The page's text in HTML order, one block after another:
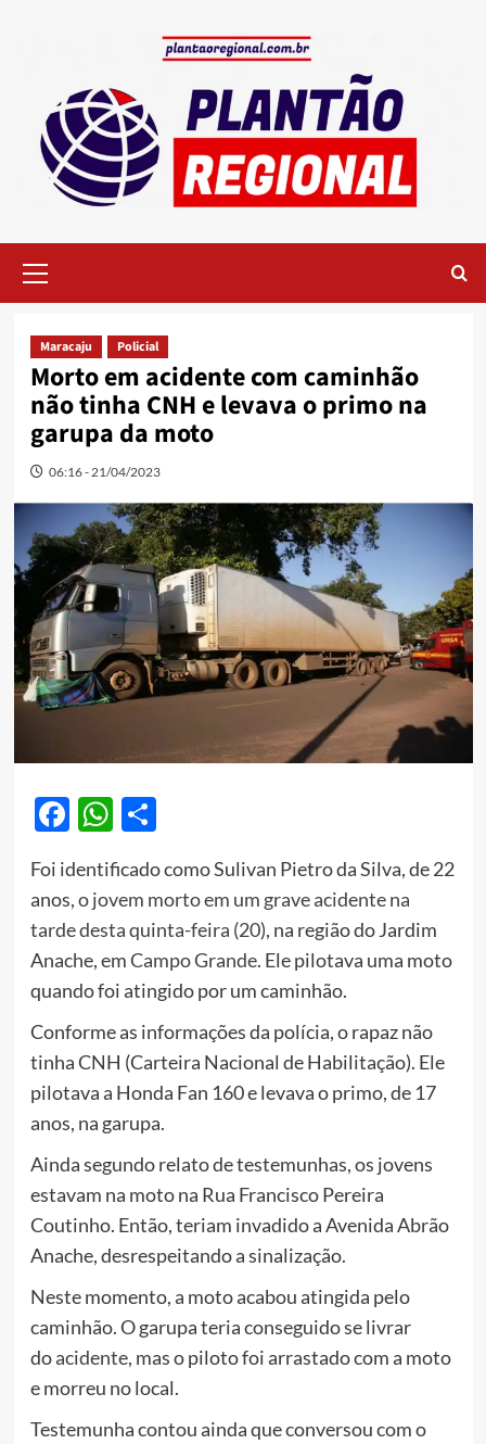
Menu
Maracaju Policial
Morto em acidente com caminhão
não tinha CNH e levava o primo na
garupa da moto
06:16 - 21/04/2023
Facebook
WhatsApp
Share
Foi identificado como Sulivan Pietro da Silva, de 22
anos, o jovem morto em um grave acidente na
tarde desta quinta-feira (20), na região do Jardim
Anache, emCampo Grande. Ele pilotava uma moto
quando foi atingido por um caminhão.
Conforme as informações da polícia, o rapaz não
tinha CNH (Carteira Nacional de Habilitação). Ele
pilotava a Honda Fan 160 e levava o primo, de 17
anos, na garupa.
Ainda segundo relato de testemunhas, os jovens
estavam na moto na Rua Francisco Pereira
Coutinho. Então, teriam invadido a Avenida Abrão
Anache, desrespeitando a sinalização.
Neste momento, a moto acabou atingida pelo
caminhão. O garupa teria conseguido se livrar
doacidente, mas o piloto foi arrastado com a moto
e morreu no local.
Testemunha contou ainda que conversou com o